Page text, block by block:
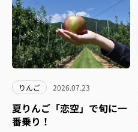
りんご 2026.07.23
夏りんご「恋空」で旬に一
番乗り！